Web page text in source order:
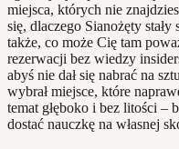
miejsca, których nie
się, dlaczego Sianożęty
także, co może Cię tam
rezerwacji bez wiedzy
abyś nie dał się nabrać na
wybrał miejsce, które
temat głęboko i bez litości –
dostać nauczkę na własnej